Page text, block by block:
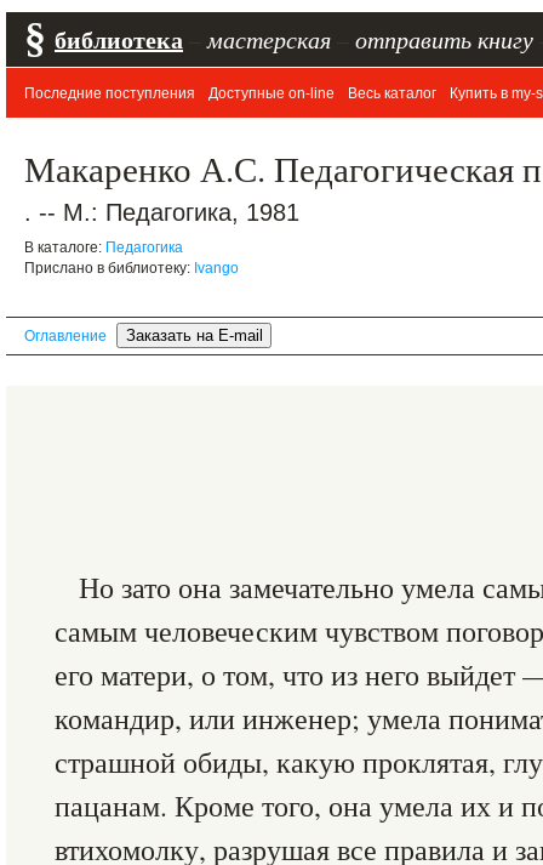
§ библиотека мастерская отправить книгу
Последние поступления Доступные on-line Весь каталог Купить в my-
Макаренко А.С. Педагогическая
. -- М.: Педагогика, 1981
В каталоге: Педагогика
Прислано в библиотеку: Ivango
Оглавление
Но зато она замечательно умела
самым человеческим чувством
его матери, о том, что из него
командир, или инженер; умела
страшной обиды, какую проклятая,
пацанам. Кроме того, она умела их и
втихомолку, разрушая все правила и